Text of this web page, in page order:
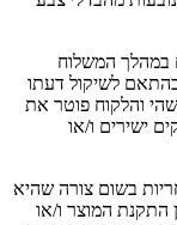
במהלך המשלוח
לשיקול דעתו
והלקוח פוטר את
ישירים ו/או
בשום צורה שהיא
התקנת המוצר ו/או